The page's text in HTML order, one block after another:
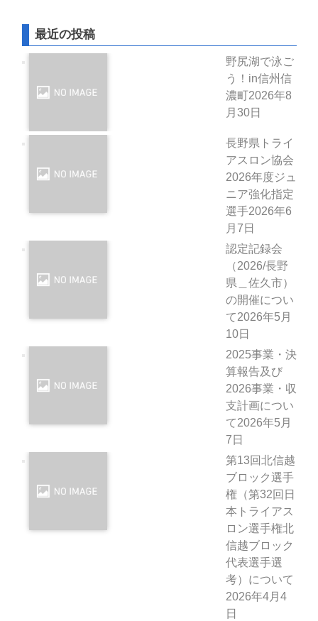
最近の投稿
野尻湖で泳ご
う！in信州信
濃町 2026年8
月30日
長野県トライ
アスロン協会
2026年度ジュ
ニア強化指定
選手2026年6
月7日
認定記録会
（2026/長野
県＿佐久市）
の開催につい
て2026年5月
10日
2025事業・決
算報告及び
2026事業・収
支計画につい
て2026年5月
7日
第13回北信越
ブロック選手
権（第32回日
本トライアス
ロン選手権北
信越ブロック
代表選手選
考）について
2026年4月4
日